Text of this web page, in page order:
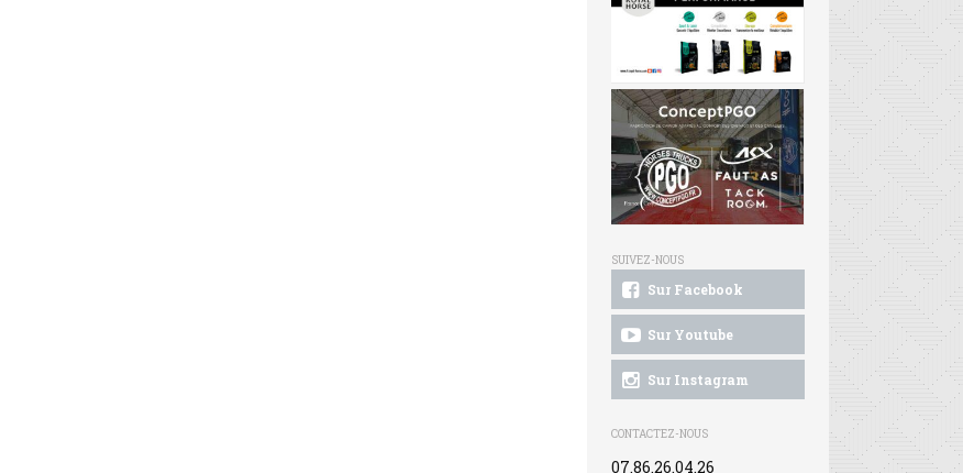
SUIVEZ-NOUS
Sur Facebook
Sur Youtube
Sur Instagram
CONTACTEZ-NOUS
07.86.26.04.26